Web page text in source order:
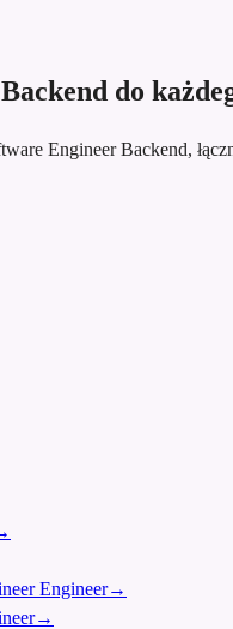
do
Engineer Backend,
Engineer→
→